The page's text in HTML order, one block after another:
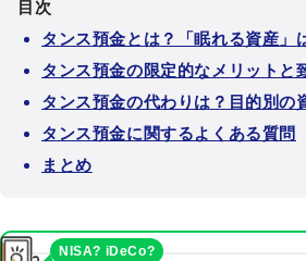
目次
タンス預金とは？「眠れる資産」
タンス預金の限定的なメリットと
タンス預金の代わりは？目的別の
タンス預金に関するよくある質問
まとめ
NISA? iDeCo?